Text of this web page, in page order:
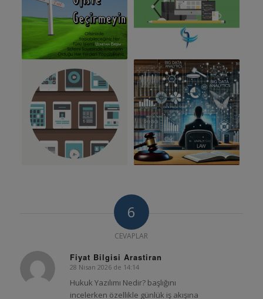
6
CEVAPLAR
Fiyat Bilgisi Arastiran
says:
28 Nisan 2026 de 14:14
Hukuk Yazılımı Nedir? başlığını
incelerken özellikle günlük iş akışına